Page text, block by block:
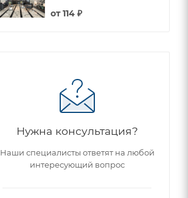
от114 ₽
Нужна консультация?
Наши специалисты ответят на любой
интересующий вопрос